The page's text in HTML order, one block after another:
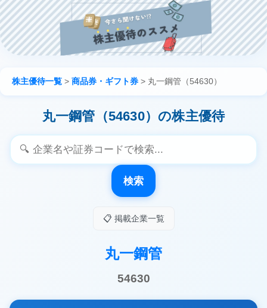
株主優待一覧 > 商品券・ギフト券 > 丸一鋼管（54630）
丸一鋼管（54630）の株主優待
検索
📋 掲載企業一覧
丸一鋼管
54630